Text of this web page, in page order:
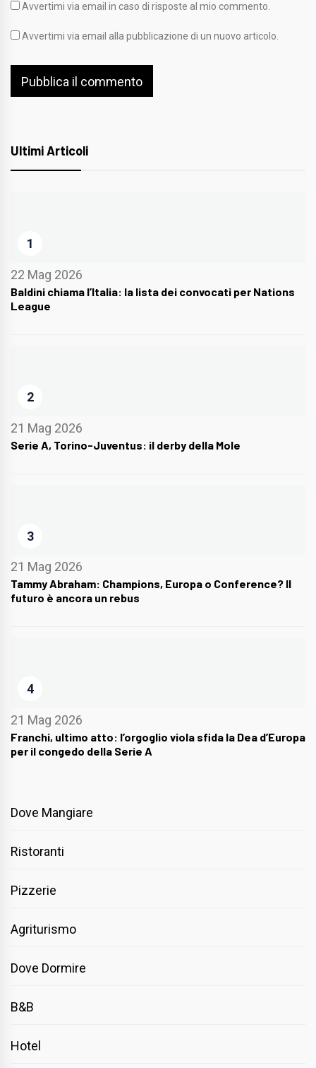
Avvertimi via email in caso di risposte al mio commento.
Avvertimi via email alla pubblicazione di un nuovo articolo.
Ultimi Articoli
1
22 Mag 2026
Baldini chiama l’Italia: la lista dei convocati per Nations
League
2
21 Mag 2026
Serie A, Torino-Juventus: il derby della Mole
3
21 Mag 2026
Tammy Abraham: Champions, Europa o Conference? Il
futuro è ancora un rebus
4
21 Mag 2026
Franchi, ultimo atto: l’orgoglio viola sfida la Dea d’Europa
per il congedo della Serie A
Dove Mangiare
Ristoranti
Pizzerie
Agriturismo
Dove Dormire
B&B
Hotel